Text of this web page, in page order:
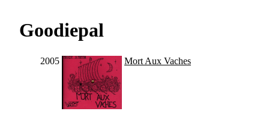
Goodiepal
2005 Mort Aux Vaches